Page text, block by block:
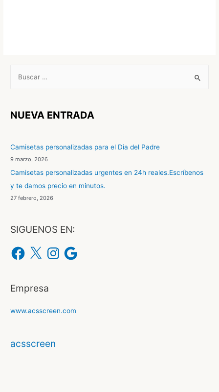
c
p
o
r
:
NUEVA ENTRADA
Camisetas personalizadas para el Dia del Padre
9 marzo, 2026
Camisetas personalizadas urgentes en 24h reales.Escríbenos
y te damos precio en minutos.
27 febrero, 2026
SIGUENOS EN:
F
a
c
o
k
X
n
s
r
a
G
o
o
Empresa
www.acsscreen.com
acsscreen